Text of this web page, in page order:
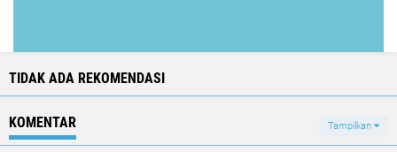
TIDAK ADA REKOMENDASI
KOMENTAR Tampilkan